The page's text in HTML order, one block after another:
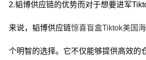
2.韬博供应链的优势而对于想要进军
来说，韬博供应链惊喜盲盒Tiktok美国
个明智的选择。它不仅能够提供高效的